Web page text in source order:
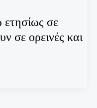
σε
σε ορεινές και